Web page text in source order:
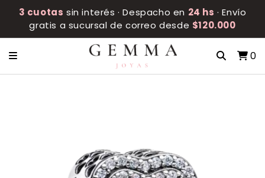
3 cuotas sin interés · Despacho en 24 hs · Envío
gratis a sucursal de correo desde $120.000
0